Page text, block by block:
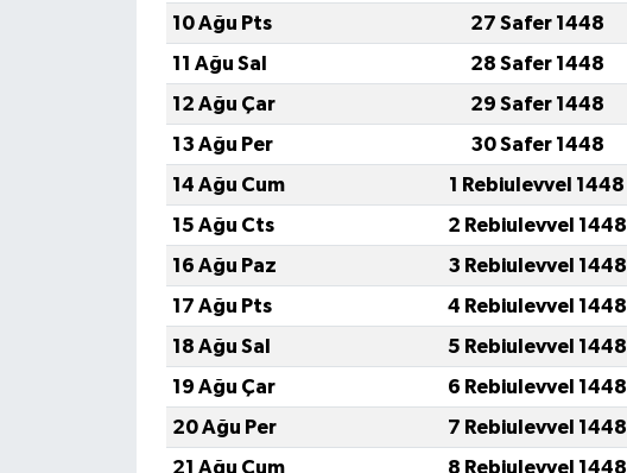
10 Ağu Pts
27 Safer 1448
11 Ağu Sal
28 Safer 1448
12 Ağu Çar
29 Safer 1448
13 Ağu Per
30 Safer 1448
14 Ağu Cum
1 Rebiulevvel 1448
15 Ağu Cts
2 Rebiulevvel 1448
16 Ağu Paz
3 Rebiulevvel 1448
17 Ağu Pts
4 Rebiulevvel 1448
18 Ağu Sal
5 Rebiulevvel 1448
19 Ağu Çar
6 Rebiulevvel 1448
20 Ağu Per
7 Rebiulevvel 1448
21 Ağu Cum
8 Rebiulevvel 1448